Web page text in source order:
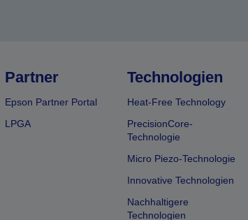
Partner
Epson Partner Portal
LPGA
Technologien
Heat-Free Technology
PrecisionCore-
Technologie
Micro Piezo-Technologie
Innovative Technologien
Nachhaltigere
Technologien